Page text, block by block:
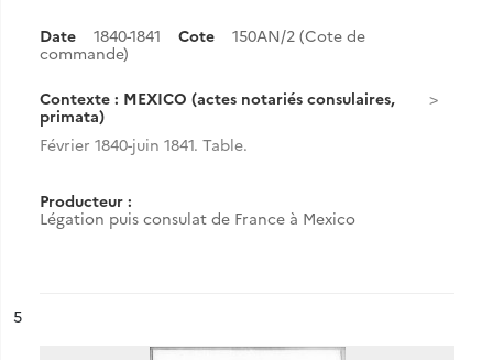
Date 1840-1841 Cote
150AN/2 (Cote de
commande)
Contexte : MEXICO (actes notariés consulaires,
primata)
Février 1840-juin 1841. Table.
Producteur :
Légation puis consulat de France à Mexico
n°
5